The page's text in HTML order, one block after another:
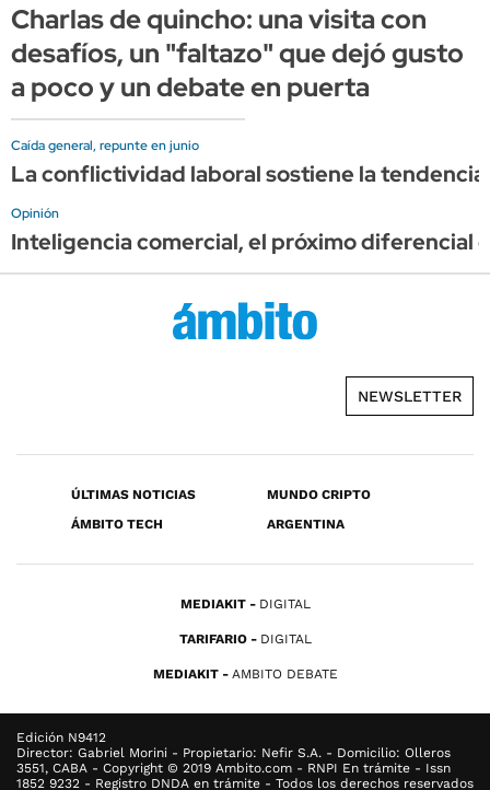
Charlas de quincho: una visita con
desafíos, un "faltazo" que dejó gusto
a poco y un debate en puerta
Caída general, repunte en junio
La conflictividad laboral sostiene la
Opinión
Inteligencia comercial, el próximo diferencial
NEWSLETTER
ÚLTIMAS NOTICIAS
MUNDO CRIPTO
ÁMBITO TECH
ARGENTINA
MEDIAKIT DIGITAL
TARIFARIO DIGITAL
MEDIAKIT AMBITO DEBATE
Edición N9412
Director: Gabriel Morini - Propietario: Nefir S.A. - Domicilio: Olleros
3551, CABA - Copyright © 2019 Ambito.com - RNPI En trámite - Issn
1852 9232 - Registro DNDA en trámite - Todos los derechos reservados